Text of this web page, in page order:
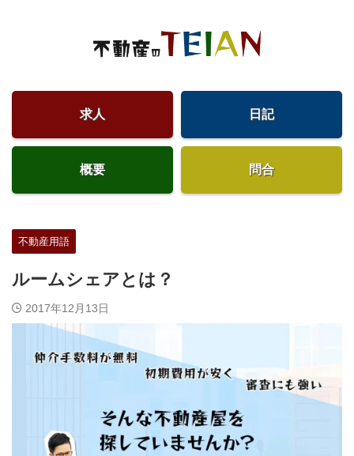
求人 日記
概要 問合
不動産用語
ルームシェアとは？
2017年12月13日